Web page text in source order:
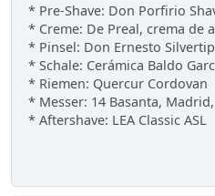
* Pre-Shave: Don Porfirio
* Creme: De Preal, crema de
* Pinsel: Don Ernesto Silvertip
* Schale: Cerámica Baldo
* Riemen: Quercur Cordovan
* Messer: 14 Basanta,
* Aftershave: LEA Classic ASL